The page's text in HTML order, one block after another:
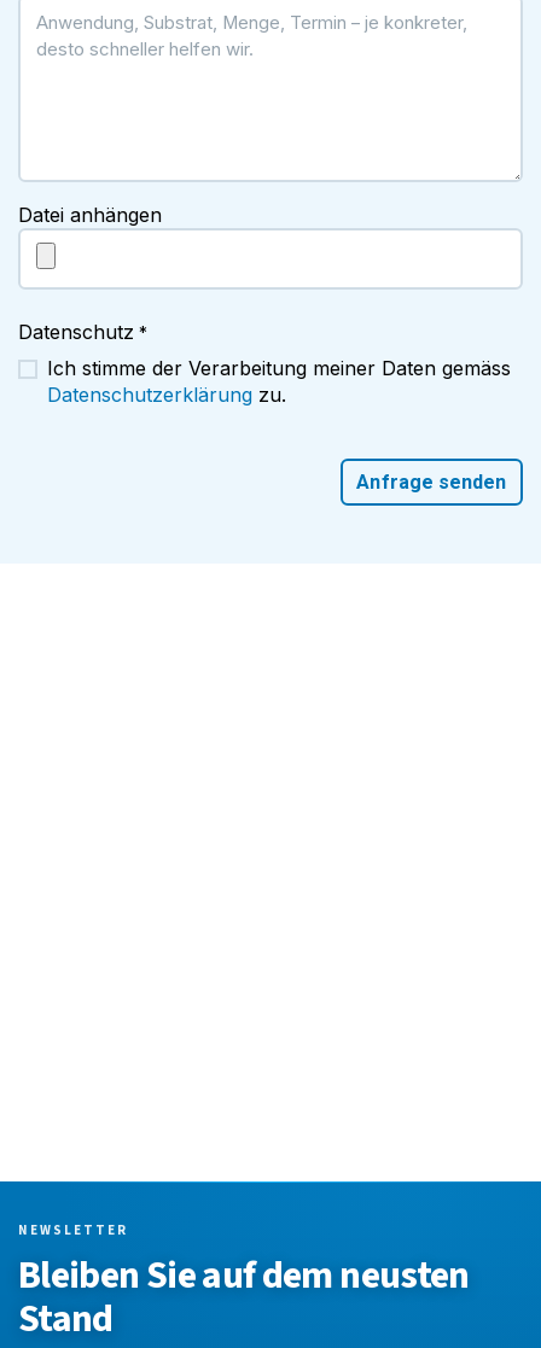
Datei anhängen
Datenschutz *
Ich stimme der Verarbeitung meiner Daten gemäss
Datenschutzerklärung zu.
Anfrage senden
NEWSLETTER
Bleiben Sie auf dem neusten
Stand